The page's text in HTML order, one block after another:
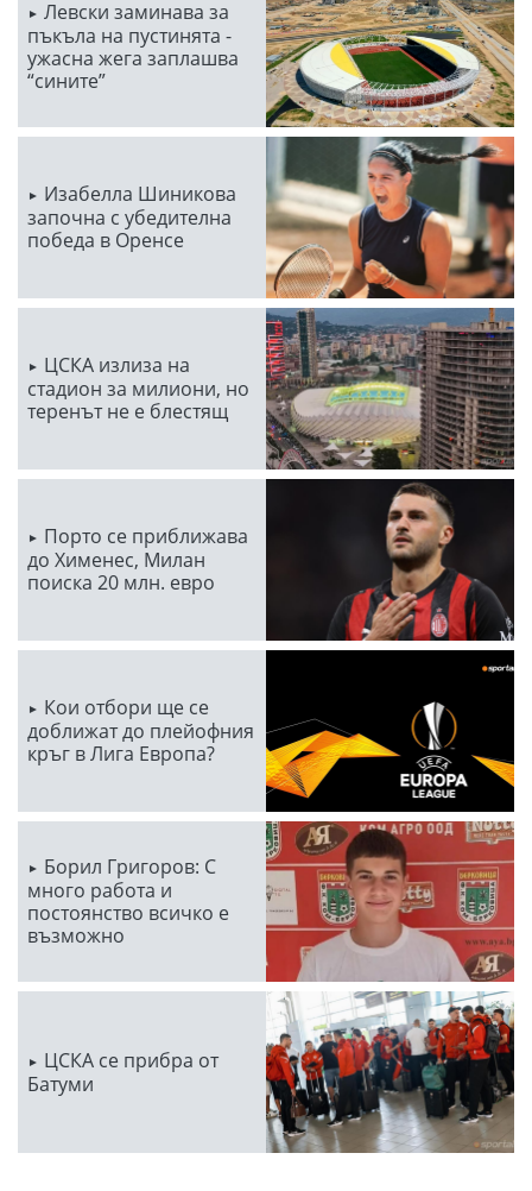
Левски заминава за
пъкъла на пустинята -
ужасна жега заплашва
“сините”
Изабелла Шиникова
започна с убедителна
победа в Оренсе
ЦСКА излиза на
стадион за милиони, но
теренът не е блестящ
Порто се приближава
до Хименес, Милан
поиска 20 млн. евро
Кои отбори ще се
доближат до плейофния
кръг в Лига Европа?
Борил Григоров: С
много работа и
постоянство всичко е
възможно
ЦСКА се прибра от
Батуми